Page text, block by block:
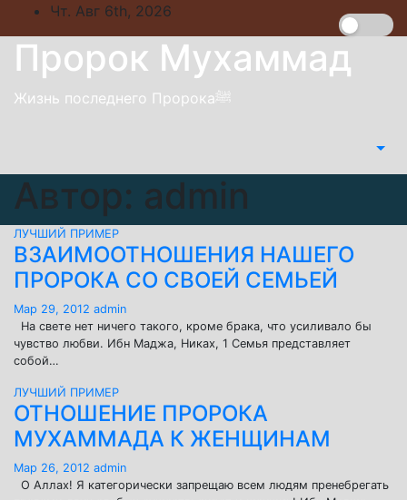
to
content
Чт. Авг 6th, 2026
Пророк Мухаммад
Жизнь последнего Пророкаﷺ
Автор: admin
ЛУЧШИЙ ПРИМЕР
ВЗАИМООТНОШЕНИЯ НАШЕГО
ПРОРОКА СО СВОЕЙ СЕМЬЕЙ
Мар 29, 2012 admin
На свете нет ничего такого, кроме брака, что усиливало бы
чувство любви. Ибн Маджа, Никах, 1 Семья представляет
собой…
ЛУЧШИЙ ПРИМЕР
ОТНОШЕНИЕ ПРОРОКА
МУХАММАДА К ЖЕНЩИНАМ
Мар 26, 2012 admin
О Аллах! Я категорически запрещаю всем людям пренебрегать